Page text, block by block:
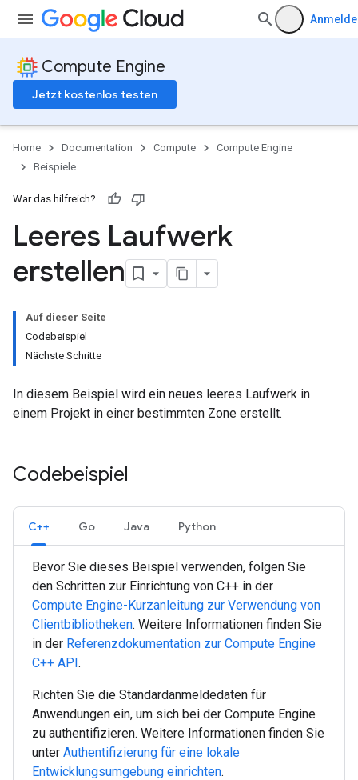
Compute Engine
Jetzt kostenlos testen
Home Documentation Compute
Compute Engine
Beispiele
War das hilfreich?
Leeres Laufwerk
erstellen
Auf dieser Seite
Codebeispiel
Nächste Schritte
In diesem Beispiel wird ein neues leeres Laufwerk in
einem Projekt in einer bestimmten Zone erstellt.
Codebeispiel
C++ Go Java Python
Bevor Sie dieses Beispiel verwenden, folgen Sie
den Schritten zur Einrichtung von C++ in der
Compute Engine-Kurzanleitung zur Verwendung von
Clientbibliotheken. Weitere Informationen finden Sie
in der Referenzdokumentation zur Compute Engine
C++ API.
Richten Sie die Standardanmeldedaten für
Anwendungen ein, um sich bei der Compute Engine
zu authentifizieren. Weitere Informationen finden Sie
unter Authentifizierung für eine lokale
Entwicklungsumgebung einrichten.